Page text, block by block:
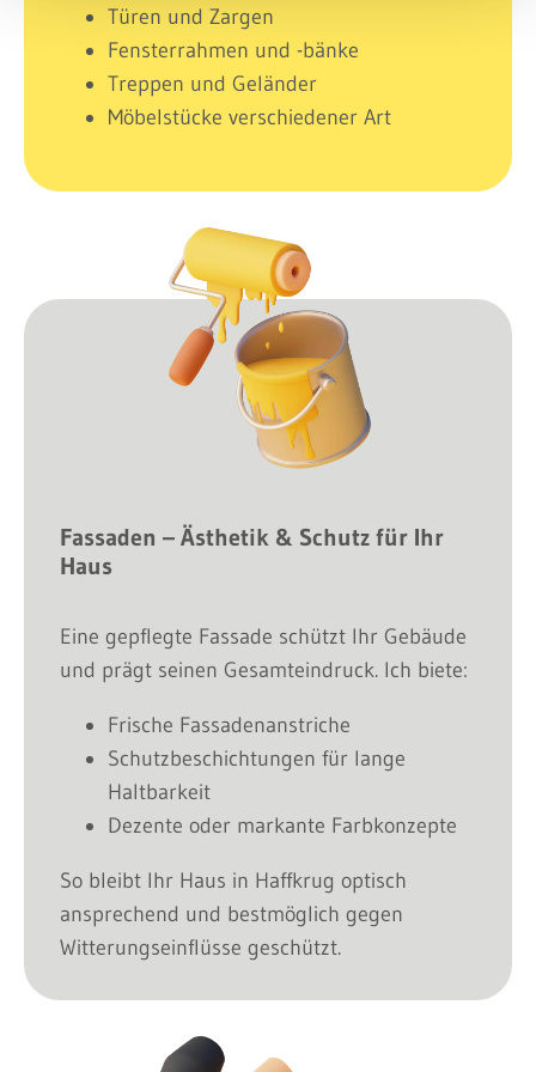
Türen und Zargen
Fensterrahmen und -bänke
Treppen und Geländer
Möbelstücke verschiedener Art
Fassaden – Ästhetik & Schutz für Ihr
Haus
Eine gepflegte Fassade schützt Ihr Gebäude
und prägt seinen Gesamteindruck. Ich biete:
Frische Fassadenanstriche
Schutzbeschichtungen für lange
Haltbarkeit
Dezente oder markante Farbkonzepte
So bleibt Ihr Haus in Haffkrug optisch
ansprechend und bestmöglich gegen
Witterungseinflüsse geschützt.